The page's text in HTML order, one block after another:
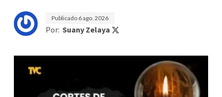
Publicado 6 ago. 2026
Por: Suany Zelaya